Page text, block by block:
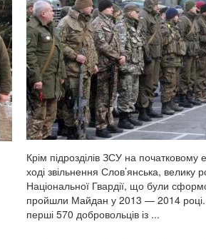
Крім підрозділів ЗСУ на початковому
ході звільнення Слов’янська, велику
Національної Гвардії, що були
пройшли Майдан у 2013 — 2014
перші 570 добровольців із ...